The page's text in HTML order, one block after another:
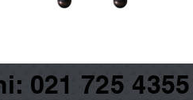
021 725